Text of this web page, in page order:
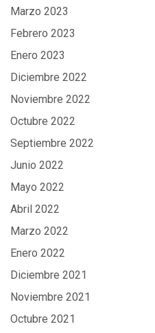
Marzo 2023
Febrero 2023
Enero 2023
Diciembre 2022
Noviembre 2022
Octubre 2022
Septiembre 2022
Junio 2022
Mayo 2022
Abril 2022
Marzo 2022
Enero 2022
Diciembre 2021
Noviembre 2021
Octubre 2021